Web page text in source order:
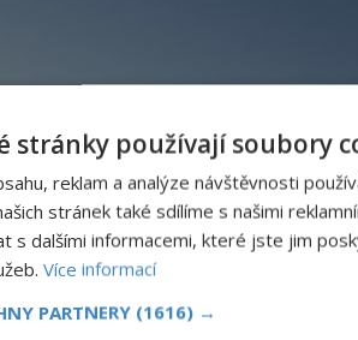
stránky používají soubory
reklam a analýze návštěvnosti
stránek také sdílíme s našimi
s dalšími informacemi, které jste jim
Více informací
PARTNERY (1616) →